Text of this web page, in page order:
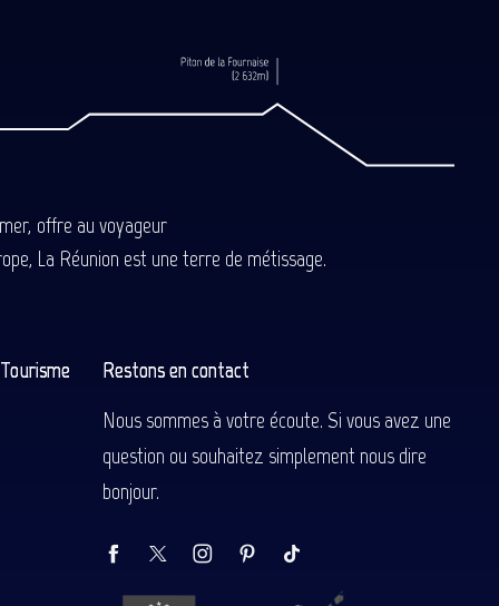
offre au voyageur
La Réunion est une terre de métissage.
Restons en contact
Nous sommes à votre écoute. Si vous avez une
question ou souhaitez simplement nous dire
bonjour.